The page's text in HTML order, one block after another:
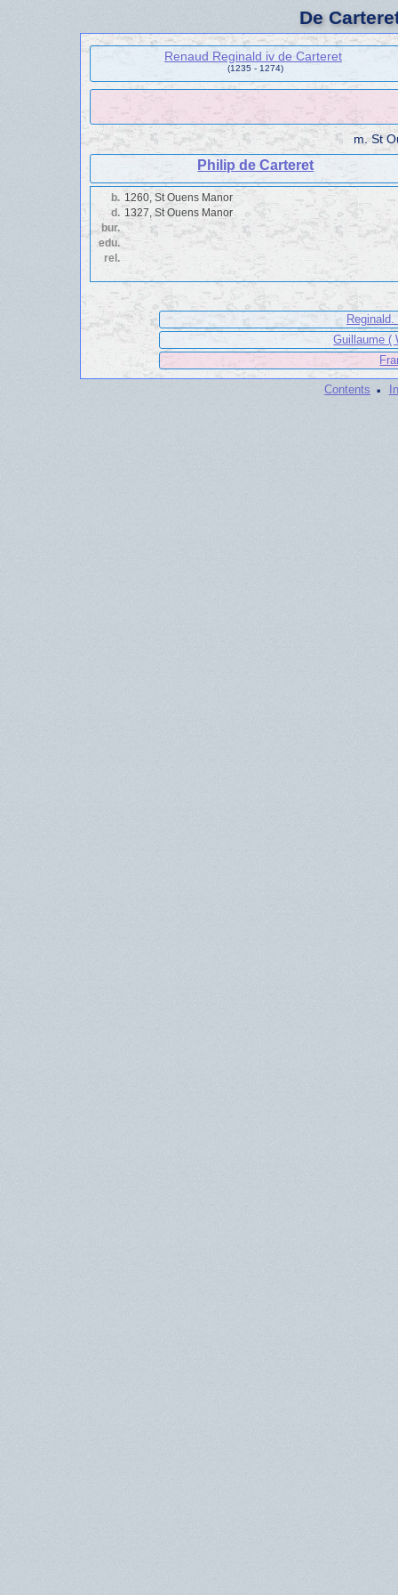
De
Renaud Reginald iv de Carteret
(1235 - 1274)
m.St
Philip de Carteret
b. 1260, St Ouens Manor
d. 1327, St Ouens Manor
bur.
edu.
rel.
Guillaume (
Contents ·